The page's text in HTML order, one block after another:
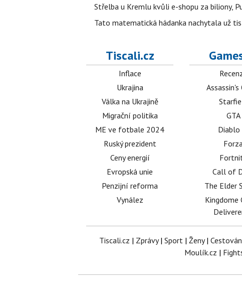
Střelba u Kremlu kvůli e-shopu za biliony,
Tato matematická hádanka nachytala už
Tiscali.cz
Inflace
Ukrajina
Válka na Ukrajině
Migrační politika
ME ve fotbale 2024
Ruský prezident
Ceny energií
Evropská unie
Penzijní reforma
Vynález
Assassin's
GTA
Diablo
Call of
The Elder
Kingdome
Tiscali.cz | Zprávy| Sport| Ženy|
Moulík.cz |